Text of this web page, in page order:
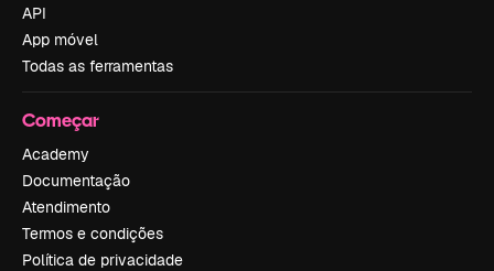
API
App móvel
Todas as ferramentas
Começar
Academy
Documentação
Atendimento
Termos e condições
Política de privacidade